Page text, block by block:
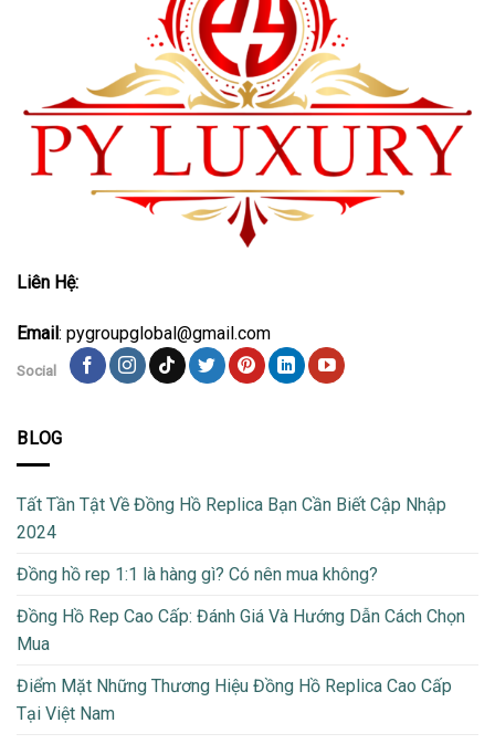
Liên Hệ:
Email: pygroupglobal@gmail.com
Social
BLOG
Tất Tần Tật Về Đồng Hồ Replica Bạn Cần Biết Cập Nhập
2024
Đồng hồ rep 1:1 là hàng gì? Có nên mua không?
Đồng Hồ Rep Cao Cấp: Đánh Giá Và Hướng Dẫn Cách Chọn
Mua
Điểm Mặt Những Thương Hiệu Đồng Hồ Replica Cao Cấp
Tại Việt Nam